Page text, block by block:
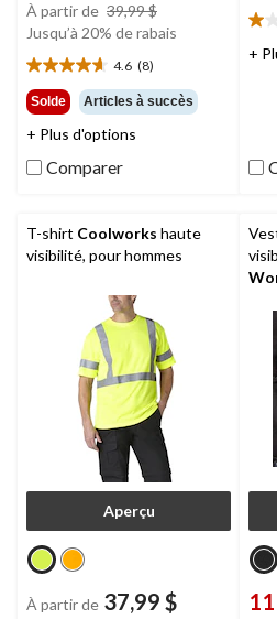
À partir de 39,99 $
était
de
39,99 $
Jusqu’à 20% de rabais
4.6 (8)
4.6
étoile(s)
sur
5.
8
évaluations
Solde Articles à succès
+ Plus d'options
Comparer
1.0
+
T-shirt Coolworks haute
visibilité, pour hommes
Aperçu
À partir de 37,99 $